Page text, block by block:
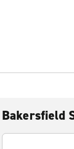
Bakersfield